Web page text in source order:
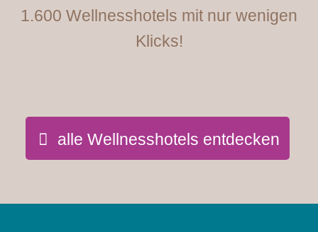
1.600 Wellnesshotels mit nur wenigen
Klicks!
alle Wellnesshotels entdecken